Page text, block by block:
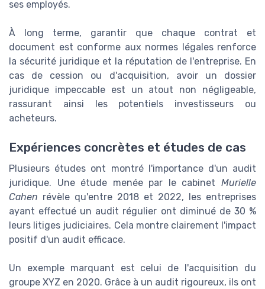
ses employés.
À long terme, garantir que chaque contrat et
document est conforme aux normes légales renforce
la sécurité juridique et la réputation de l'entreprise. En
cas de cession ou d'acquisition, avoir un dossier
juridique impeccable est un atout non négligeable,
rassurant ainsi les potentiels investisseurs ou
acheteurs.
Expériences concrètes et études de cas
Plusieurs études ont montré l'importance d'un audit
juridique. Une étude menée par le cabinet Murielle
Cahen révèle qu'entre 2018 et 2022, les entreprises
ayant effectué un audit régulier ont diminué de 30 %
leurs litiges judiciaires. Cela montre clairement l'impact
positif d'un audit efficace.
Un exemple marquant est celui de l'acquisition du
groupe XYZ en 2020. Grâce à un audit rigoureux, ils ont